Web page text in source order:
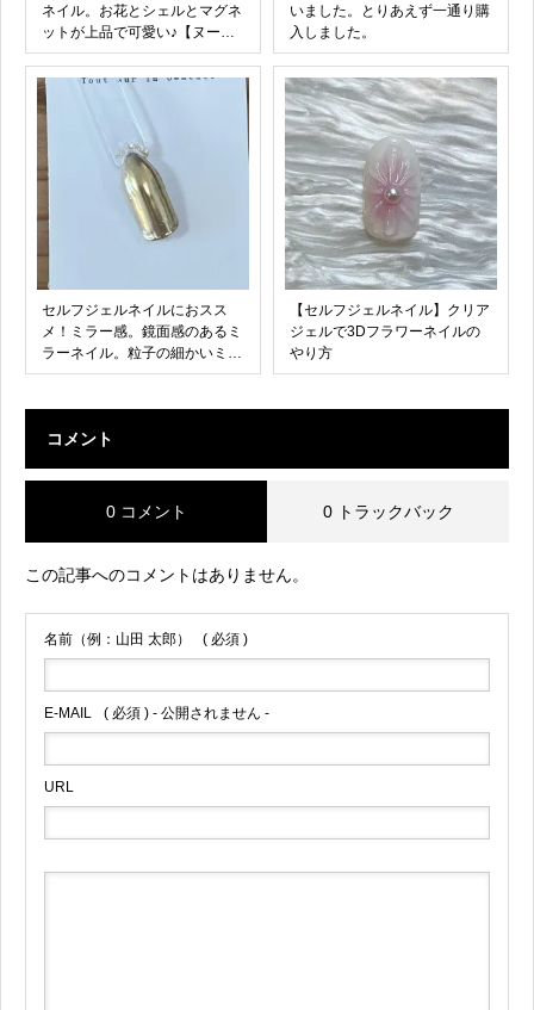
ネイル。お花とシェルとマグネ
ットが上品で可愛い♪【ヌーデ
ィカラー】
いました。とりあえず一通り購
入しました。
セルフジェルネイルにおスス
メ！ミラー感。鏡面感のあるミ
ラーネイル。粒子の細かいミラ
ーネイル。
【セルフジェルネイル】クリア
ジェルで3Dフラワーネイルの
やり方
コメント
0 コメント 0 トラックバック
この記事へのコメントはありません。
名前（例：山田 太郎） ( 必須 )
E-MAIL ( 必須 ) - 公開されません -
URL